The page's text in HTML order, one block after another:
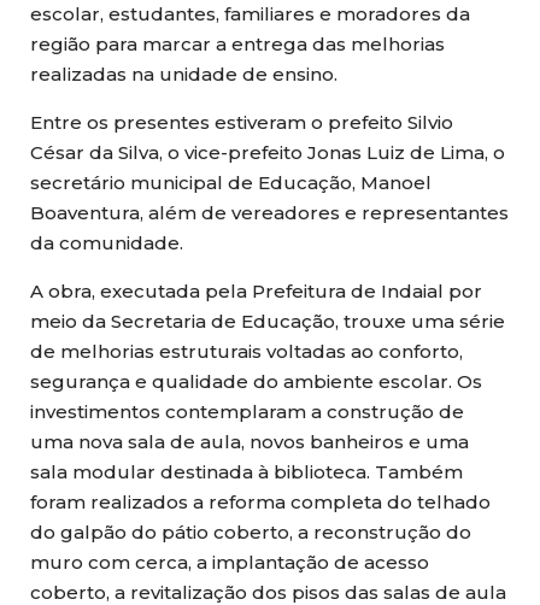
escolar, estudantes, familiares e moradores da
região para marcar a entrega das melhorias
realizadas na unidade de ensino.
Entre os presentes estiveram o prefeito Silvio
César da Silva, o vice-prefeito Jonas Luiz de Lima, o
secretário municipal de Educação, Manoel
Boaventura, além de vereadores e representantes
da comunidade.
A obra, executada pela Prefeitura de Indaial por
meio da Secretaria de Educação, trouxe uma série
de melhorias estruturais voltadas ao conforto,
segurança e qualidade do ambiente escolar. Os
investimentos contemplaram a construção de
uma nova sala de aula, novos banheiros e uma
sala modular destinada à biblioteca. Também
foram realizados a reforma completa do telhado
do galpão do pátio coberto, a reconstrução do
muro com cerca, a implantação de acesso
coberto, a revitalização dos pisos das salas de aula